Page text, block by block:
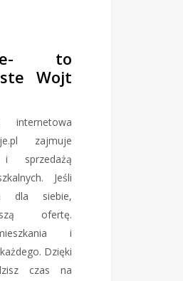
to
Wojt
zajmuje
sprzedażą
Jeśli
dla siebie,
ofertę.
i
Dzięki
czas na